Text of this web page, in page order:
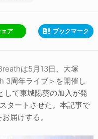
ェア ブックマーク
は5月13日、大塚
3周年ライブ＞を開催し
して東城陽葵の加入が発
タートさせた。本記事で
届けする。